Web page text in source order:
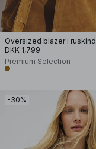
Oversized blazer i ruskind
DKK 1,799
Premium Selection
-30%